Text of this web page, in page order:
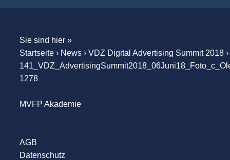
Sie sind hier »
Startseite› News› VDZ Digital Advertising Summit 2018›
1278
MVFP Akademie
AGB
Datenschutz